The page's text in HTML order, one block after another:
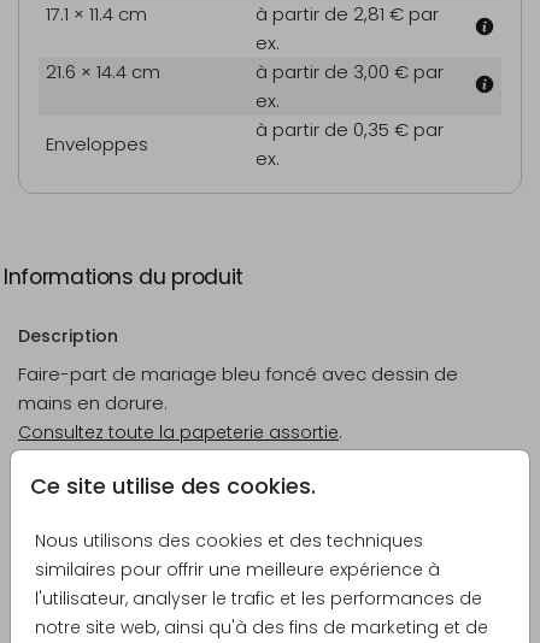
Ce site utilise des cookies.
Nous utilisons des cookies et des techniques
similaires pour offrir une meilleure expérience à
l'utilisateur, analyser le trafic et les performances de
notre site web, ainsi qu'à des fins de marketing et de
17.1 × 11.4 cm
à partir de 2,81 € par
ex.
21.6 × 14.4 cm
à partir de 3,00 € par
ex.
Enveloppes
à partir de 0,35 € par
ex.
Informations du produit
Description
Faire-part de mariage bleu foncé avec dessin de
mains en dorure.
Consultez toute la papeterie assortie.
Créateur
Königkarte
Catégorie
Faire-part de mariage